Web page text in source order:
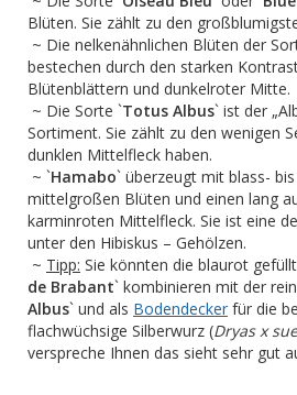
Blüten. Sie zählt zu den
~ Die nelkenähnlichen Blüten der
bestechen durch den starken
Blütenblättern und dunkelroter Mitte.
~ Die Sorte `Totus Albus` ist der
Sortiment. Sie zählt zu den wenigen
dunklen Mittelfleck haben.
~ `Hamabo` überzeugt mit blass-
mittelgroßen Blüten und einen lang
karminroten Mittelfleck. Sie ist eine
unter den Hibiskus – Gehölzen.
~ Tipp: Sie könnten die blaurot
de Brabant` kombinieren mit der
Albus` und als Bodendecker für die
flachwüchsige Silberwurz (Dryas x
verspreche Ihnen das sieht sehr gut